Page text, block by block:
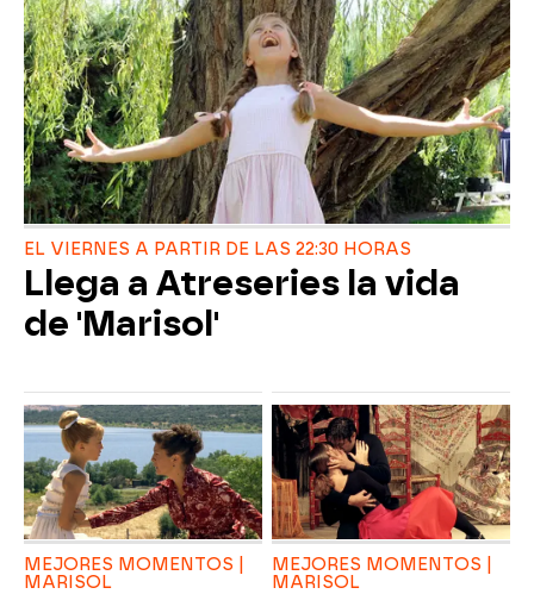
EL VIERNES A PARTIR DE LAS 22:30 HORAS
Llega a Atreseries la vida
de 'Marisol'
MEJORES MOMENTOS |
MARISOL
MEJORES MOMENTOS |
MARISOL